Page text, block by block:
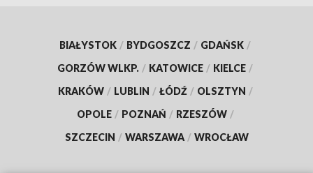
BIAŁYSTOK / BYDGOSZCZ / GDAŃSK /
GORZÓW WLKP. / KATOWICE / KIELCE /
KRAKÓW / LUBLIN / ŁÓDŹ / OLSZTYN /
OPOLE / POZNAŃ / RZESZÓW /
SZCZECIN / WARSZAWA / WROCŁAW